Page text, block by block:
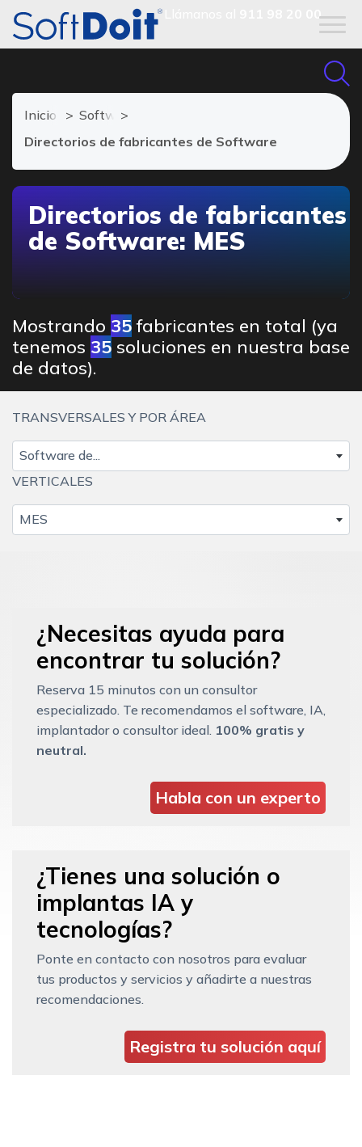
911 98 20 00
Inicio
Software MES
Directorios de fabricantes de Software
Directorios de fabricantes
de Software: MES
Mostrando 35fabricantes en total (ya
tenemos 35 soluciones en nuestra base
de datos).
TRANSVERSALES Y POR ÁREA
Software de...
VERTICALES
MES
¿Necesitas ayuda para
encontrar tu solución?
Reserva 15 minutos con un consultor
especializado. Te recomendamos el software, IA,
implantador o consultor ideal. 100% gratis y
neutral.
Habla con un experto
¿Tienes una solución o
implantas IA y
tecnologías?
Ponte en contacto con nosotros para evaluar
tus productos y servicios y añadirte a nuestras
recomendaciones.
Registra tu solución aquí